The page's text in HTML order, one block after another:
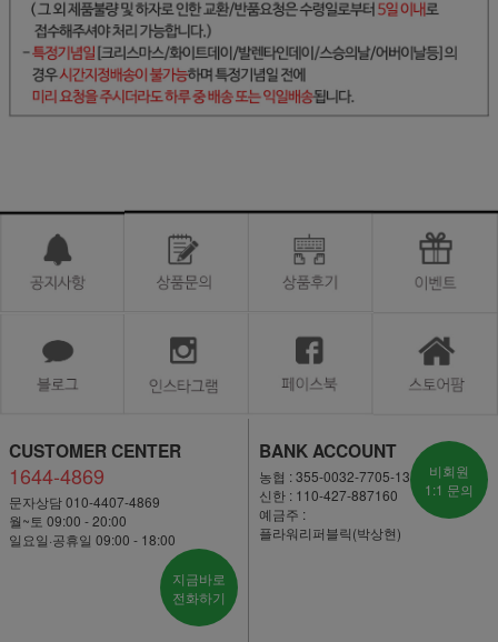
CUSTOMER CENTER
1644-4869
문자상담 010-4407-4869
월~토 09:00 - 20:00
일요일·공휴일 09:00 - 18:00
지금바로
전화하기
BANK ACCOUNT
농협 : 355-0032-7705-13
신한 : 110-427-887160
예금주 :
플라워리퍼블릭(박상현)
비회원
1:1 문의